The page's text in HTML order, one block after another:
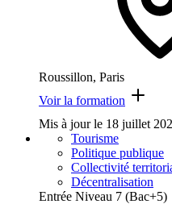
Roussillon, Paris
Voir la formation
Mis à jour le 18 juillet
Tourisme
Politique publique
Collectivité
Décentralisation
Entrée Niveau 7 (Bac+5)